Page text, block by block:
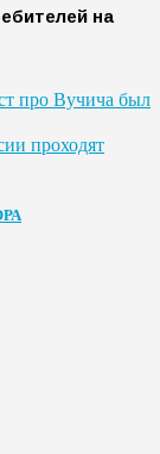
на
про Вучича был
проходят